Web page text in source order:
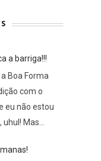
a barriga!!!
Boa Forma
com o
eu não estou
Mas...